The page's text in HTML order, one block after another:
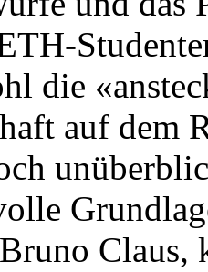
die
auf dem
Claus,